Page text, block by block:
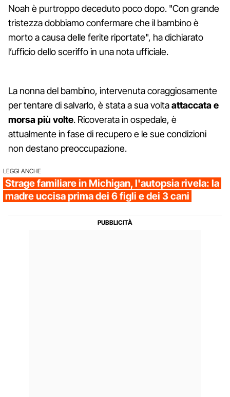
Noah è purtroppo deceduto poco dopo. "Con grande
tristezza dobbiamo confermare che il bambino è
morto a causa delle ferite riportate", ha dichiarato
l’ufficio dello sceriffo in una nota ufficiale.
La nonna del bambino, intervenuta coraggiosamente
per tentare di salvarlo, è stata a sua voltaattaccata e
morsa più volte. Ricoverata in ospedale, è
attualmente in fase di recupero e le sue condizioni
non destano preoccupazione.
LEGGI ANCHE
Strage familiare in Michigan, l'autopsia rivela: la
madre uccisa prima dei 6 figli e dei 3 cani